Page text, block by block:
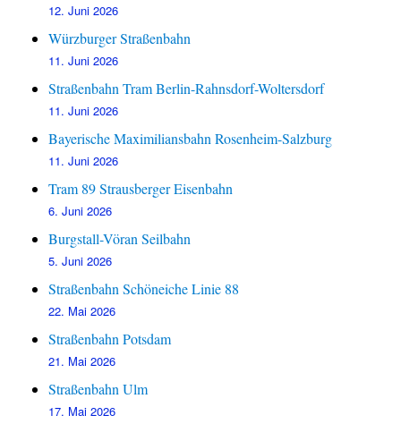
12. Juni 2026
Würzburger Straßenbahn
11. Juni 2026
Straßenbahn Tram Berlin-Rahnsdorf-Woltersdorf
11. Juni 2026
Bayerische Maximiliansbahn Rosenheim-Salzburg
11. Juni 2026
Tram 89 Strausberger Eisenbahn
6. Juni 2026
Burgstall-Vöran Seilbahn
5. Juni 2026
Straßenbahn Schöneiche Linie 88
22. Mai 2026
Straßenbahn Potsdam
21. Mai 2026
Straßenbahn Ulm
17. Mai 2026